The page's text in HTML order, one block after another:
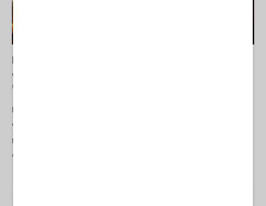
Lo Xinjiang e la Nuova Via della Seta: il fulcro
eurasiatico della Cina moderna
08 Luglio 2025 08:00
Un gruppo di giornalisti provenienti da 24 paesi ha intrapreso una
visita nella Regione Autonoma Uigura dello Xinjiang. Vi
raccontiamo in prima persona questo proficuo scambio di
conoscenza reciproca...